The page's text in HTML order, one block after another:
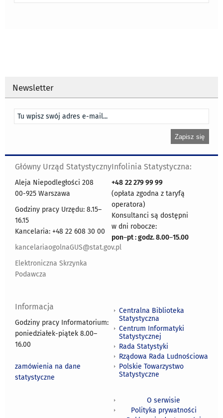
Newsletter
Główny Urząd Statystyczny
Aleja Niepodległości 208
00-925 Warszawa
Godziny pracy Urzędu: 8.15–
16.15
Kancelaria: +48 22 608 30 00
kancelariaogolnaGUS@stat.gov.pl
Elektroniczna Skrzynka
Podawcza
Infolinia Statystyczna:
+48 22 279 99 99
(opłata zgodna z taryfą
operatora)
Konsultanci są dostępni
w dni robocze:
pon–pt : godz. 8.00–15.00
Informacja
Godziny pracy Informatorium:
poniedziałek-piątek 8.00–
16.00
zamówienia na dane
statystyczne
Centralna Biblioteka
Statystyczna
Centrum Informatyki
Statystycznej
Rada Statystyki
Rządowa Rada Ludnościowa
Polskie Towarzystwo
Statystyczne
O serwisie
Polityka prywatności